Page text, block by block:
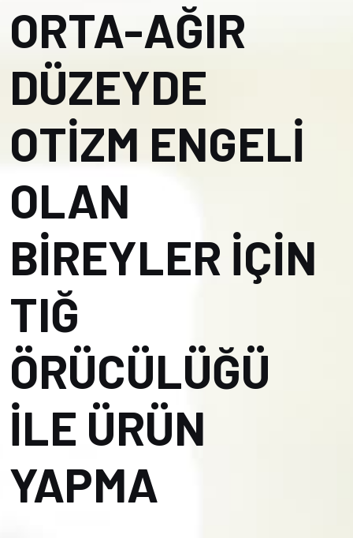
ORTA-AĞIR
DÜZEYDE
OTİZM ENGELİ
OLAN
BİREYLER İÇİN
TIĞ
ÖRÜCÜLÜĞÜ
İLE ÜRÜN
YAPMA